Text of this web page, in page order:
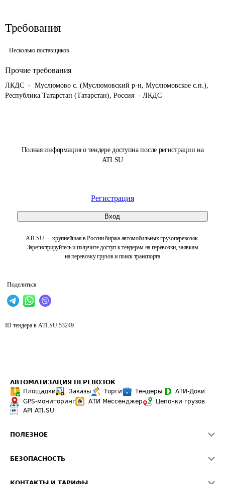
Полная информация о тендере доступна после регистрации на
ATI.SU
Регистрация
Вход
ATI.SU — крупнейшая в России биржа автомобильных грузоперевозок.
Зарегистрируйтесь и получите доступ к тендерам на перевозки, заявкам
на перевозку грузов и поиск транспорта
Поделиться
Требования
Несколько поставщиков
Прочие требования
ЛКДС  -  Муслюмово с. (Муслюмовский р-н, Муслюмовское с.п.),
Республика Татарстан (Татарстан), Россия  - ЛКДС
ID тендера в ATI.SU 53249
АВТОМАТИЗАЦИЯ ПЕРЕВОЗОК
Площадки
Заказы Торги Тендеры
АТИ-Доки
GPS-мониторинг
АТИ Мессенджер
Цепочки грузов
API ATI.SU
ПОЛЕЗНОЕ
Звезды ATI.SU на вашем сайте
БЕЗОПАСНОСТЬ